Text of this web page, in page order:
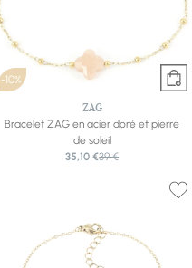
-10%
ZAG
Bracelet ZAG en acier doré et pierre
de soleil
35,10 €39 €